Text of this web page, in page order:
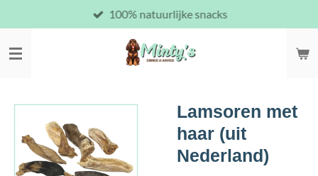
direct
naar
100% natuurlijke snacks
Lamsoren met
haar (uit
Nederland)